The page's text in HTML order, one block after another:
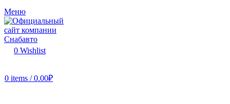
Меню
0 Wishlist
0 items / 0.00₽